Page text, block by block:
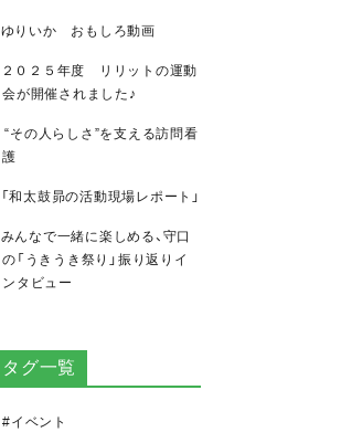
ゆりいか おもしろ動画
２０２５年度 リリットの運動
会が開催されました♪
“その人らしさ”を支える訪問看
護
「和太鼓昴の活動現場レポート」
みんなで一緒に楽しめる、守口
の「うきうき祭り」振り返りイ
ンタビュー
タグ一覧
イベント